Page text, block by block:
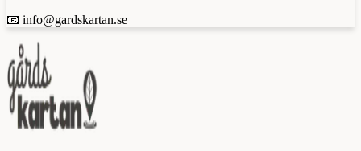
📧 info@gardskartan.se